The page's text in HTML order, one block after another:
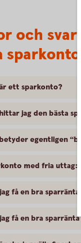
och
sparkontot
ett sparkonto?
jag den bästa
egentligen
med fria uttag:
få en bra
få en bra